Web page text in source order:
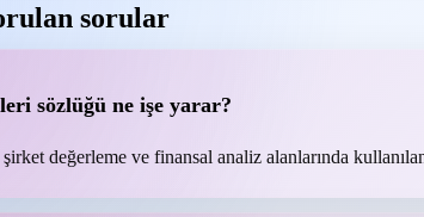
sorular
sözlüğü ne işe yarar?
şirket değerleme ve finansal analiz alanlarında